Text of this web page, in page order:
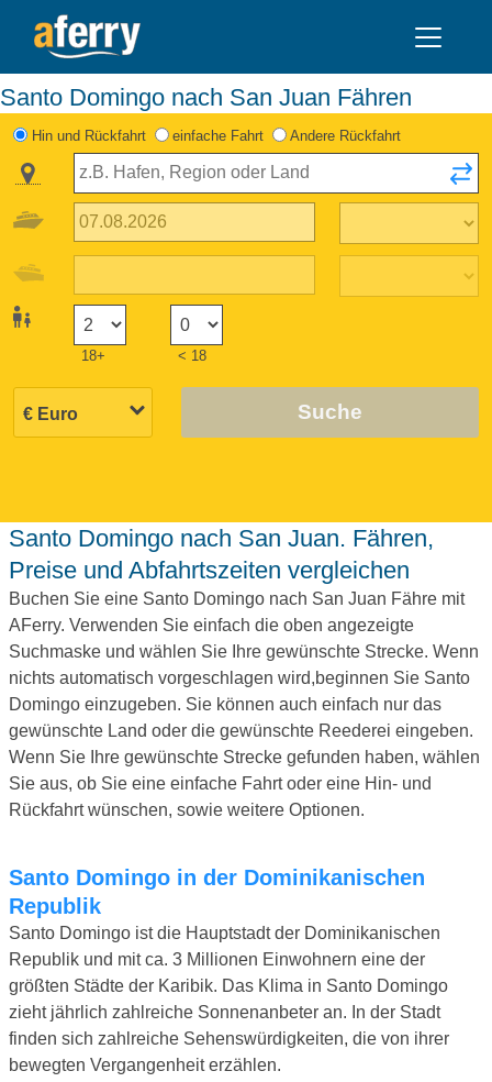
Santo Domingo nach San Juan Fähren
Hin und Rückfahrt einfache Fahrt Andere Rückfahrt
18+ < 18
Suche
Santo Domingo nach San Juan. Fähren,
Preise und Abfahrtszeiten vergleichen
Buchen Sie eine Santo Domingo nach San Juan Fähre mit
AFerry. Verwenden Sie einfach die oben angezeigte
Suchmaske und wählen Sie Ihre gewünschte Strecke. Wenn
nichts automatisch vorgeschlagen wird,beginnen Sie Santo
Domingo einzugeben. Sie können auch einfach nur das
gewünschte Land oder die gewünschte Reederei eingeben.
Wenn Sie Ihre gewünschte Strecke gefunden haben, wählen
Sie aus, ob Sie eine einfache Fahrt oder eine Hin- und
Rückfahrt wünschen, sowie weitere Optionen.
Santo Domingo in der Dominikanischen
Republik
Santo Domingo ist die Hauptstadt der Dominikanischen
Republik und mit ca. 3 Millionen Einwohnern eine der
größten Städte der Karibik. Das Klima in Santo Domingo
zieht jährlich zahlreiche Sonnenanbeter an. In der Stadt
finden sich zahlreiche Sehenswürdigkeiten, die von ihrer
bewegten Vergangenheit erzählen.